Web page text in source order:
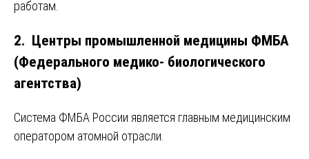
работам.
2. Центры промышленной медицины ФМБА
(Федерального медико- биологического
агентства)
Система ФМБА России является главным медицинским
оператором атомной отрасли.